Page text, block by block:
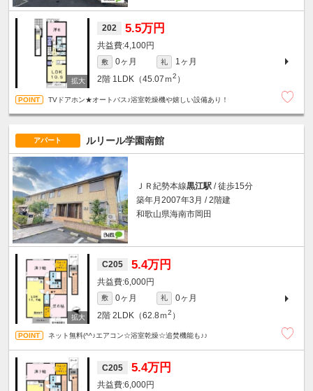
202 5.5万円
4,100円
敷 0ヶ月 礼
1ヶ月
2階 1LDK（45.07ｍ2 ）
TVドアホン★オートバス♪浴室乾燥機や嬉しい設備あり！
アパート ルリール学園南館
ＪＲ紀勢本線黒江駅 / 徒歩15分
築年月2007年3月 / 2階建
和歌山県海南市岡田
C205 5.4万円
6,000円
敷 0ヶ月 礼
0ヶ月
2階 2LDK（62.8ｍ2 ）
ネット無料(^^♪エアコン☆浴室乾燥☆追焚機能も♪♪
C205 5.4万円
6,000円